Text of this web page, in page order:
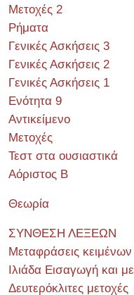
Μετοχές 2
Ρήματα
Γενικές Ασκήσεις 3
Γενικές Ασκήσεις 2
Γενικές Ασκήσεις 1
Ενότητα 9
Αντικείμενο
Μετοχές
Τεστ στα ουσιαστικά
Αόριστος Β
Θεωρία
ΣΥΝΘΕΣΗ ΛΕΞΕΩΝ
Μεταφράσεις
Ιλιάδα Εισαγωγή και
Δευτερόκλιτες μετοχές